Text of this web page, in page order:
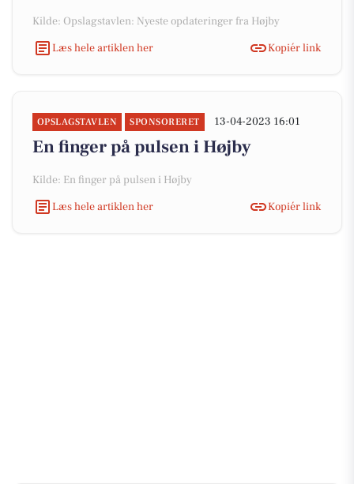
Kilde: Opslagstavlen: Nyeste opdateringer fra Højby
Læs hele artiklen her
Kopiér link
OPSLAGSTAVLEN SPONSORERET 13-04-2023 16:01
En finger på pulsen i Højby
Kilde: En finger på pulsen i Højby
Læs hele artiklen her
Kopiér link